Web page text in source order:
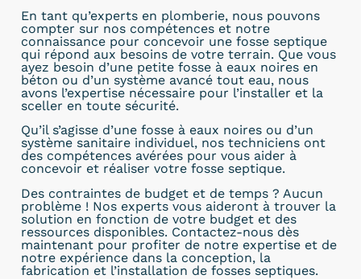
En tant qu’experts en plomberie, nous pouvons
compter sur nos compétences et notre
connaissance pour concevoir une fosse septique
qui répond aux besoins de votre terrain. Que vous
ayez besoin d’une petite fosse à eaux noires en
béton ou d’un système avancé tout eau, nous
avons l’expertise nécessaire pour l’installer et la
sceller en toute sécurité.
Qu’il s’agisse d’une fosse à eaux noires ou d’un
système sanitaire individuel, nos techniciens ont
des compétences avérées pour vous aider à
concevoir et réaliser votre fosse septique.
Des contraintes de budget et de temps ? Aucun
problème ! Nos experts vous aideront à trouver la
solution en fonction de votre budget et des
ressources disponibles. Contactez-nous dès
maintenant pour profiter de notre expertise et de
notre expérience dans la conception, la
fabrication et l’installation de fosses septiques.